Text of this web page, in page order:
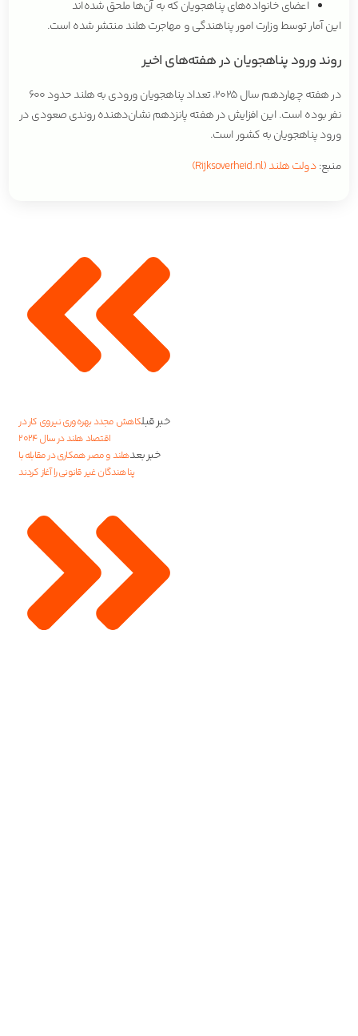
اعضای خانواده‌های پناهجویان که به آن‌ها ملحق شده‌اند
این آمار توسط وزارت امور پناهندگی و مهاجرت هلند منتشر شده است.
روند ورود پناهجویان در هفته‌های اخیر
در هفته چهاردهم سال ۲۰۲۵، تعداد پناهجویان ورودی به هلند حدود ۶۰۰
نفر بوده است. این افزایش در هفته پانزدهم نشان‌دهنده روندی صعودی در
ورود پناهجویان به کشور است.
منبع:دولت هلند (Rijksoverheid.nl)
خبر قبلکاهش مجدد بهره‌وری نیروی کار در
اقتصاد هلند در سال ۲۰۲۴
خبر بعدهلند و مصر همکاری در مقابله با
پناهندگان غیر قانونی را آغاز کردند